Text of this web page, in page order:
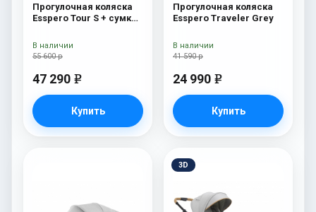
Прогулочная коляска
Esspero Tour S + сумка
55 600 р
47 290 e
Купить
В наличии
Прогулочная коляска
Esspero Traveler Grey
41 590 р
24 990 e
Купить
В наличии
3D